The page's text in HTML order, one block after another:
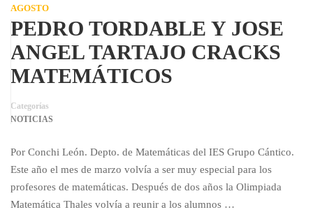
AGOSTO
PEDRO TORDABLE Y JOSE
ANGEL TARTAJO CRACKS
MATEMÁTICOS
Categorías
NOTICIAS
Por Conchi León. Depto. de Matemáticas del IES Grupo Cántico.
Este año el mes de marzo volvía a ser muy especial para los
profesores de matemáticas. Después de dos años la Olimpiada
Matemática Thales volvía a reunir a los alumnos …